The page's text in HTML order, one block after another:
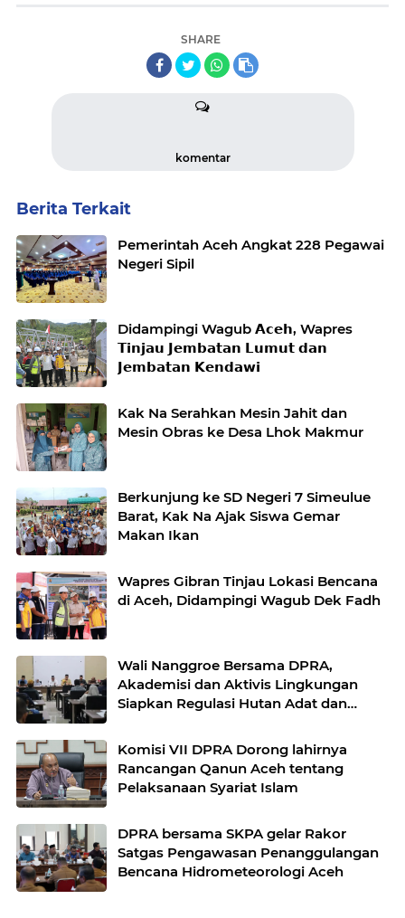
SHARE
komentar
Berita Terkait
Pemerintah Aceh Angkat 228 Pegawai
Negeri Sipil
Didampingi Wagub 𝗔𝗰𝗲𝗵, Wapres
𝗧𝗶𝗻𝗷𝗮𝘂 𝗝𝗲𝗺𝗯𝗮𝘁𝗮𝗻 𝗟𝘂𝗺𝘂𝘁 𝗱𝗮𝗻
𝗝𝗲𝗺𝗯𝗮𝘁𝗮𝗻 𝗞𝗲𝗻𝗱𝗮𝘄𝗶
Kak Na Serahkan Mesin Jahit dan
Mesin Obras ke Desa Lhok Makmur
Berkunjung ke SD Negeri 7 Simeulue
Barat, Kak Na Ajak Siswa Gemar
Makan Ikan
Wapres Gibran Tinjau Lokasi Bencana
di Aceh, Didampingi Wagub Dek Fadh
Wali Nanggroe Bersama DPRA,
Akademisi dan Aktivis Lingkungan
Siapkan Regulasi Hutan Adat dan
Komisi VII DPRA Dorong lahirnya
Rancangan Qanun Aceh tentang
Pelaksanaan Syariat Islam
DPRA bersama SKPA gelar Rakor
Satgas Pengawasan Penanggulangan
Bencana Hidrometeorologi Aceh